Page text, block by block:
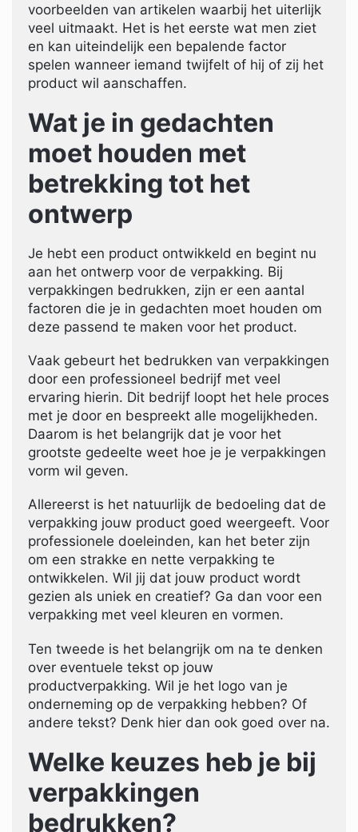
voorbeelden van artikelen waarbij het uiterlijk
veel uitmaakt. Het is het eerste wat men ziet
en kan uiteindelijk een bepalende factor
spelen wanneer iemand twijfelt of hij of zij het
product wil aanschaffen.
Wat je in gedachten
moet houden met
betrekking tot het
ontwerp
Je hebt een product ontwikkeld en begint nu
aan het ontwerp voor de verpakking. Bij
verpakkingen bedrukken, zijn er een aantal
factoren die je in gedachten moet houden om
deze passend te maken voor het product.
Vaak gebeurt het bedrukken van verpakkingen
door een professioneel bedrijf met veel
ervaring hierin. Dit bedrijf loopt het hele proces
met je door en bespreekt alle mogelijkheden.
Daarom is het belangrijk dat je voor het
grootste gedeelte weet hoe je je verpakkingen
vorm wil geven.
Allereerst is het natuurlijk de bedoeling dat de
verpakking jouw product goed weergeeft. Voor
professionele doeleinden, kan het beter zijn
om een strakke en nette verpakking te
ontwikkelen. Wil jij dat jouw product wordt
gezien als uniek en creatief? Ga dan voor een
verpakking met veel kleuren en vormen.
Ten tweede is het belangrijk om na te denken
over eventuele tekst op jouw
productverpakking. Wil je het logo van je
onderneming op de verpakking hebben? Of
andere tekst? Denk hier dan ook goed over na.
Welke keuzes heb je bij
verpakkingen
bedrukken?